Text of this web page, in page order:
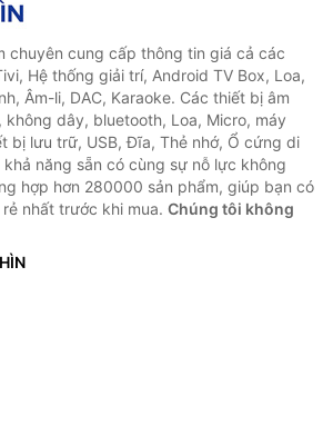
chuyên cung cấp thông tin giá cả các
Hệ thống giải trí, Android TV Box, Loa,
Âm-li, DAC, Karaoke. Các thiết bị âm
không dây, bluetooth, Loa, Micro, máy
bị lưu trữ, USB, Đĩa, Thẻ nhớ, Ổ cứng di
khả năng sẵn có cùng sự nỗ lực không
hợp hơn 280000 sản phẩm, giúp bạn có
nhất trước khi mua. Chúng tôi không